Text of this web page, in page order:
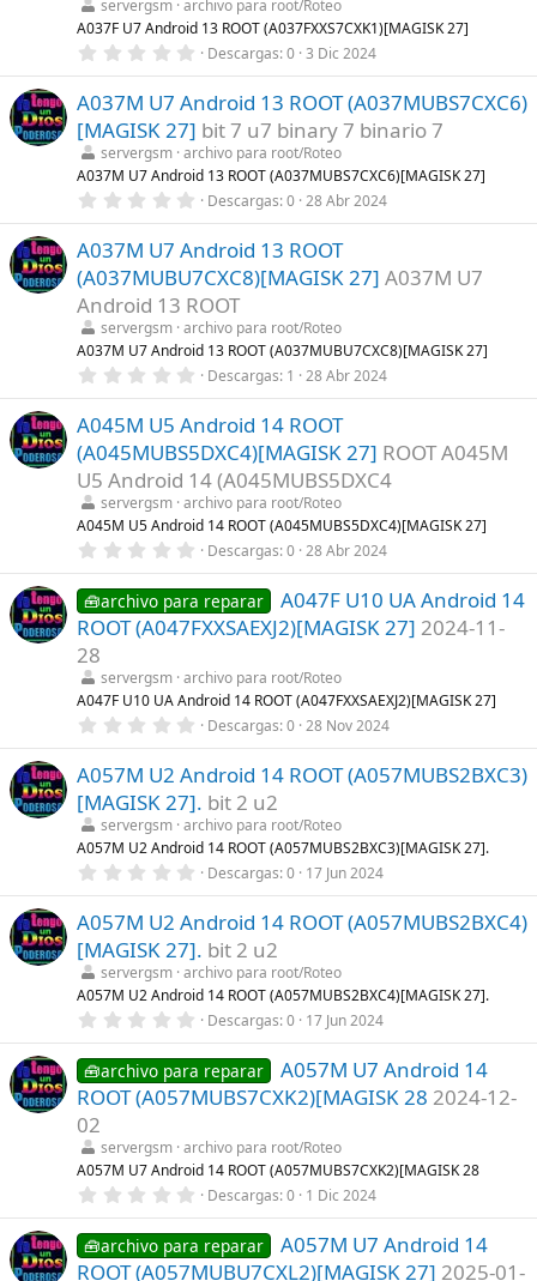
e
l
a
(
s
)
servergsm archivo para root/Roteo
A037F U7 Android 13 ROOT (A037FXXS7CXK1)[MAGISK 27]
0
0
0
e
s
t
r
e
l
(
s
)
Descargas 0 3 Dic 2024
A037M U7 Android 13 ROOT (A037MUBS7CXC6)
[MAGISK 27] bit 7 u7 binary 7 binario 7
servergsm archivo para root/Roteo
A037M U7 Android 13 ROOT (A037MUBS7CXC6)[MAGISK 27]
0
0
0
e
s
t
r
e
l
a
(
s
)
Descargas 0 28 Abr 2024
A037M U7 Android 13 ROOT
(A037MUBU7CXC8)[MAGISK 27] A037M U7
Android 13 ROOT
servergsm archivo para root/Roteo
A037M U7 Android 13 ROOT (A037MUBU7CXC8)[MAGISK 27]
0
0
0
e
s
t
r
e
l
a
(
s
)
Descargas 1 28 Abr 2024
A045M U5 Android 14 ROOT
(A045MUBS5DXC4)[MAGISK 27] ROOT A045M
U5 Android 14 (A045MUBS5DXC4
servergsm archivo para root/Roteo
A045M U5 Android 14 ROOT (A045MUBS5DXC4)[MAGISK 27]
0
0
0
e
s
e
l
a
(
s
)
Descargas 0 28 Abr 2024
🧰archivo para reparar
A047F U10 UA Android 14
ROOT (A047FXXSAEXJ2)[MAGISK 27] 2024-11-
28
servergsm archivo para root/Roteo
A047F U10 UA Android 14 ROOT (A047FXXSAEXJ2)[MAGISK 27]
0
0
0
e
s
t
r
e
l
(
s
)
Descargas 0 28 Nov 2024
A057M U2 Android 14 ROOT (A057MUBS2BXC3)
[MAGISK 27]. bit 2 u2
servergsm archivo para root/Roteo
A057M U2 Android 14 ROOT (A057MUBS2BXC3)[MAGISK 27].
0
0
0
e
s
t
r
e
l
a
(
s
)
Descargas 0 17 Jun 2024
A057M U2 Android 14 ROOT (A057MUBS2BXC4)
[MAGISK 27]. bit 2 u2
servergsm archivo para root/Roteo
A057M U2 Android 14 ROOT (A057MUBS2BXC4)[MAGISK 27].
0
0
0
e
s
e
l
a
(
s
)
Descargas 0 17 Jun 2024
🧰archivo para reparar
A057M U7 Android 14
ROOT (A057MUBS7CXK2)[MAGISK 28 2024-12-
02
servergsm archivo para root/Roteo
A057M U7 Android 14 ROOT (A057MUBS7CXK2)[MAGISK 28
0
0
0
e
Descargas 0 1 Dic 2024
🧰archivo para reparar
A057M U7 Android 14
ROOT (A057MUBU7CXL2)[MAGISK 27] 2025-01-